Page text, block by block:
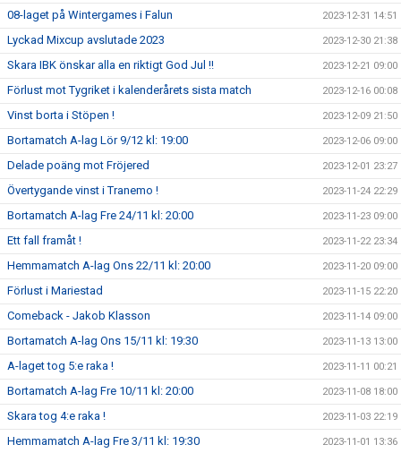
08-laget på Wintergames i Falun 2023-12-31 14:51
Lyckad Mixcup avslutade 2023 2023-12-30 21:38
Skara IBK önskar alla en riktigt God Jul !! 2023-12-21 09:00
Förlust mot Tygriket i kalenderårets sista match 2023-12-16 00:08
Vinst borta i Stöpen ! 2023-12-09 21:50
Bortamatch A-lag Lör 9/12 kl: 19:00 2023-12-06 09:00
Delade poäng mot Fröjered 2023-12-01 23:27
Övertygande vinst i Tranemo ! 2023-11-24 22:29
Bortamatch A-lag Fre 24/11 kl: 20:00 2023-11-23 09:00
Ett fall framåt ! 2023-11-22 23:34
Hemmamatch A-lag Ons 22/11 kl: 20:00 2023-11-20 09:00
Förlust i Mariestad 2023-11-15 22:20
Comeback - Jakob Klasson 2023-11-14 09:00
Bortamatch A-lag Ons 15/11 kl: 19:30 2023-11-13 13:00
A-laget tog 5:e raka ! 2023-11-11 00:21
Bortamatch A-lag Fre 10/11 kl: 20:00 2023-11-08 18:00
Skara tog 4:e raka ! 2023-11-03 22:19
Hemmamatch A-lag Fre 3/11 kl: 19:30 2023-11-01 13:36